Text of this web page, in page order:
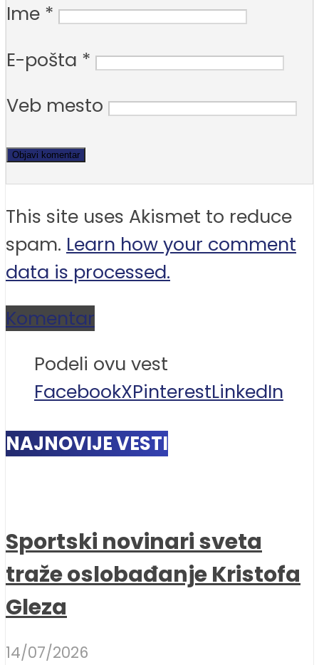
Ime *
E-pošta *
Veb mesto
This site uses Akismet to reduce
spam. Learn how your comment
data is processed.
Komentar
Podeli ovu vest
FacebookXPinterestLinkedIn
NAJNOVIJE VESTI
Sportski novinari sveta
traže oslobađanje Kristofa
Gleza
14/07/2026